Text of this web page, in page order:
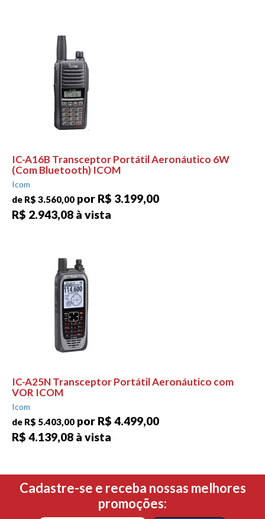
IC-A16B Transceptor Portátil Aeronáutico 6W
(Com Bluetooth) ICOM
Icom
de R$ 3.560,00 por R$ 3.199,00
R$ 2.943,08 à vista
IC-A25N Transceptor Portátil Aeronáutico com
VOR ICOM
Icom
de R$ 5.403,00 por R$ 4.499,00
R$ 4.139,08 à vista
Cadastre-se e receba nossas melhores
promoções: